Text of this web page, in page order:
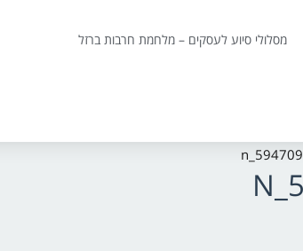
מסלולי סיוע לעסקים – מלחמת חרבות ברזל